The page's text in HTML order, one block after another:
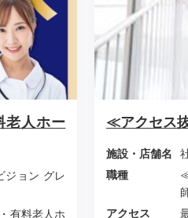
人ホー
ジョン グレ
有料老人ホ
≪アクセス
施設・店舗名
職種
アクセス